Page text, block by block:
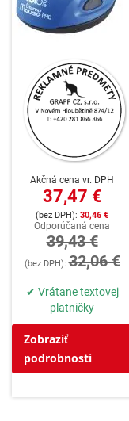
Akčná cena vr. DPH
37,47 €
30,46 €
Odporúčaná cena
39,43 €
32,06 €
✔ Vrátane textovej
platničky
Zobraziť
podrobnosti